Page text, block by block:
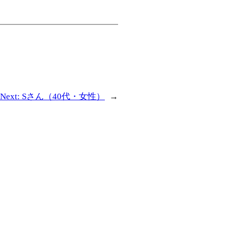
Next: Sさん（40代・女性） →